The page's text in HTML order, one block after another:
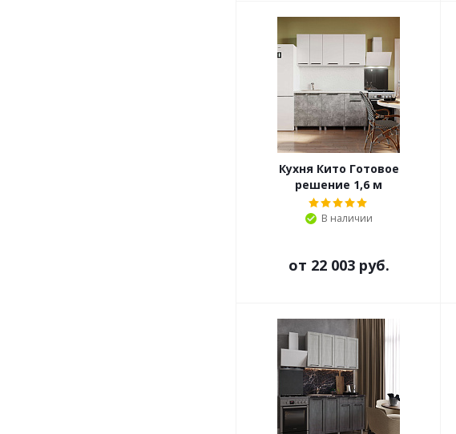
Кухня Кито Готовое
решение 1,6 м
В наличии
от 22 003 руб.